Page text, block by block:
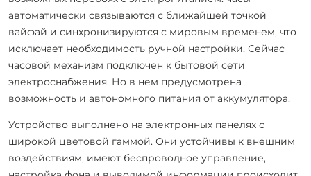
автоматически связываются с ближайшей точкой
вайфай и синхронизируются с мировым временем, что
исключает необходимость ручной настройки. Сейчас
часовой механизм подключен к бытовой сети
электроснабжения. Но в нем предусмотрена
возможность и автономного питания от аккумулятора.
Устройство выполнено на электронных панелях с
широкой цветовой гаммой. Они устойчивы к внешним
воздействиям, имеют беспроводное управление,